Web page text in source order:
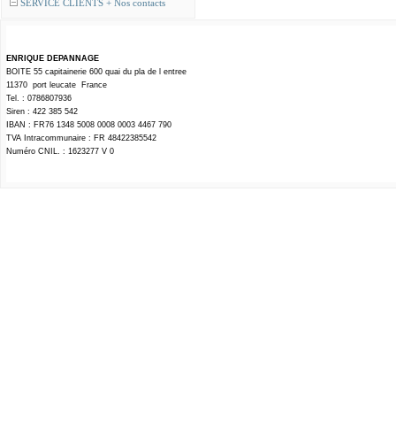
SERVICE CLIENTS + Nos contacts
ENRIQUE DEPANNAGE
BOITE 55 capitainerie 600 quai du pla de l entree
11370 port leucate France
Tel. : 0786807936
Siren : 422 385 542
IBAN : FR76 1348 5008 0008 0003 4467 790
TVA Intracommunaire : FR 48422385542
Numéro CNIL. : 1623277 V 0